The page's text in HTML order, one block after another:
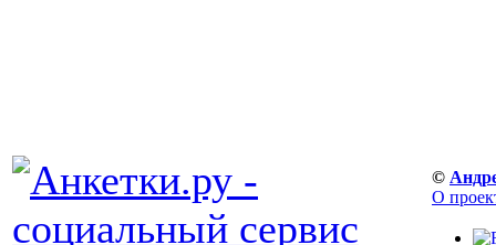
©
О